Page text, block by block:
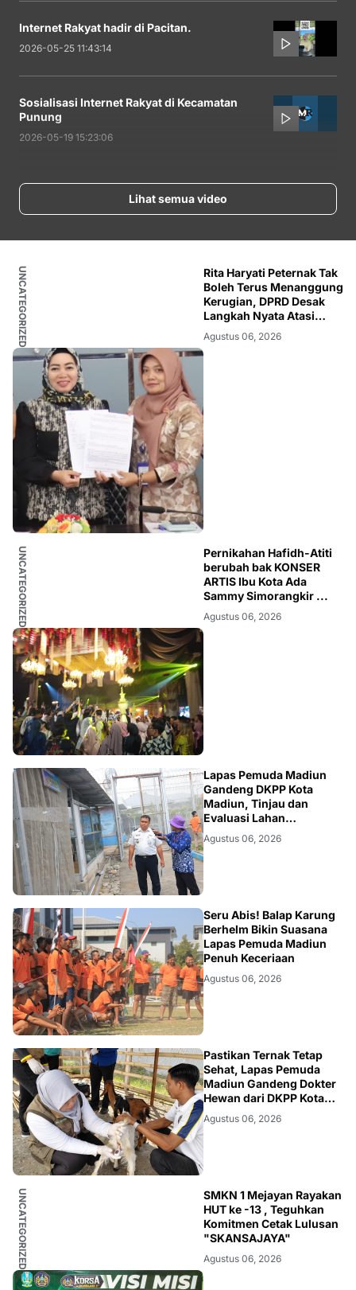
Internet Rakyat hadir di Pacitan.
2026-05-25 11:43:14
Sosialisasi Internet Rakyat di Kecamatan
Punung
2026-05-19 15:23:06
Lihat semua video
UNCATEGORIZED
Rita Haryati Peternak Tak
Boleh Terus Menanggung
Kerugian, DPRD Desak
Langkah Nyata Atasi
Anjloknya Harga Telur
Agustus 06, 2026
UNCATEGORIZED
Pernikahan Hafidh-Atiti
berubah bak KONSER
ARTIS Ibu Kota Ada
Sammy Simorangkir ...
Agustus 06, 2026
MADIUN
Lapas Pemuda Madiun
Gandeng DKPP Kota
Madiun, Tinjau dan
Evaluasi Lahan
Ketahanan Pangan
Agustus 06, 2026
MADIUN
Seru Abis! Balap Karung
Berhelm Bikin Suasana
Lapas Pemuda Madiun
Penuh Keceriaan
Agustus 06, 2026
MADIUN
Pastikan Ternak Tetap
Sehat, Lapas Pemuda
Madiun Gandeng Dokter
Hewan dari DKPP Kota
Madiun Periksa Kambing
dan Ayam Petelur
Agustus 06, 2026
UNCATEGORIZED
SMKN 1 Mejayan Rayakan
HUT ke -13 , Teguhkan
Komitmen Cetak Lulusan
"SKANSAJAYA"
Agustus 06, 2026